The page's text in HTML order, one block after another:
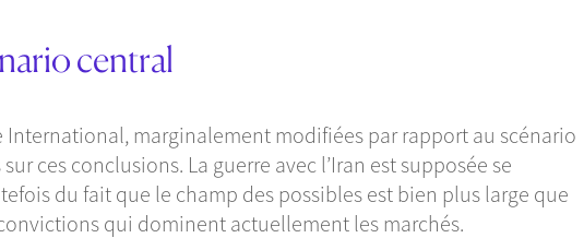
central
International, marginalement modifiées par rapport au scénario
ces conclusions. La guerre avec l’Iran est supposée se
du fait que le champ des possibles est bien plus large que
qui dominent actuellement les marchés.